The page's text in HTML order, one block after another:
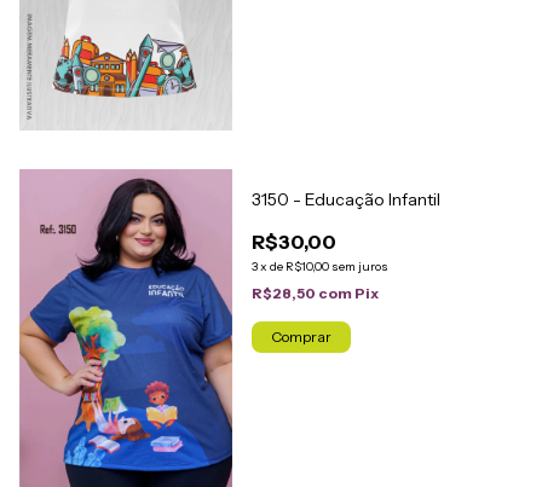
3150 - Educação Infantil
R$30,00
3x de R$10,00 sem juros
R$28,50 com Pix
Comprar